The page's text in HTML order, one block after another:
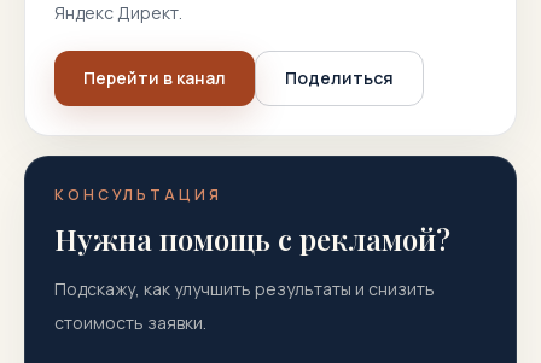
Яндекс Директ.
Перейти в канал Поделиться
КОНСУЛЬТАЦИЯ
Нужна помощь с рекламой?
Подскажу, как улучшить результаты и снизить
стоимость заявки.